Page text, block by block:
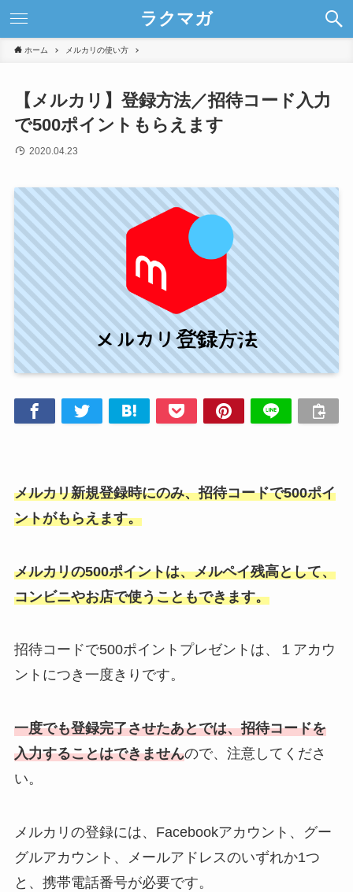
ラクマガ
ホーム メルカリの使い方
【メルカリ】登録方法／招待コード入力
で500ポイントもらえます
2020.04.23
メルカリ新規登録時にのみ、招待コードで500ポイ
ントがもらえます。
メルカリの500ポイントは、メルペイ残高として、
コンビニやお店で使うこともできます。
招待コードで500ポイントプレゼントは、１アカウ
ントにつき一度きりです。
一度でも登録完了させたあとでは、招待コードを
入力することはできませんので、注意してくださ
い。
メルカリの登録には、Facebookアカウント、グー
グルアカウント、メールアドレスのいずれか1つ
と、携帯電話番号が必要です。